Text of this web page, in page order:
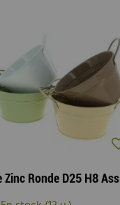
Ronde D25 H8 Ass